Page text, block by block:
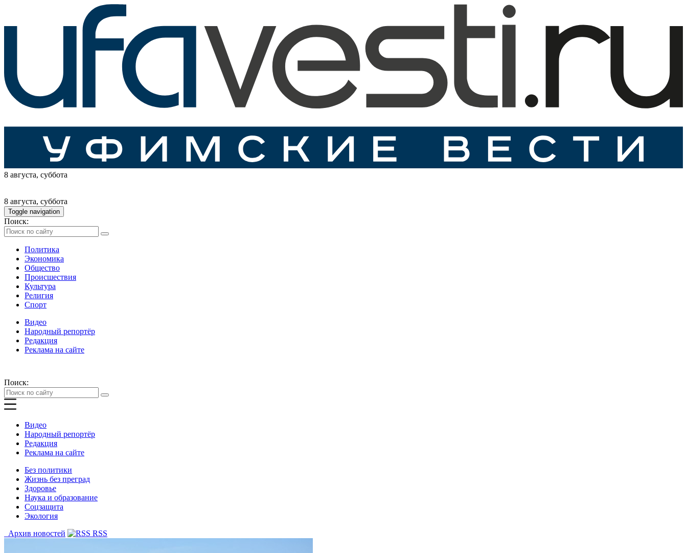
8 августа, суббота
8 августа, суббота
Toggle navigation
Поиск:
Политика
Экономика
Общество
Происшествия
Культура
Религия
Спорт
Видео
Народный репортёр
Редакция
Реклама на сайте
Поиск:
Видео
Народный репортёр
Редакция
Реклама на сайте
Без политики
Жизнь без преград
Здоровье
Наука и образование
Соцзащита
Экология
Архив новостей
RSS